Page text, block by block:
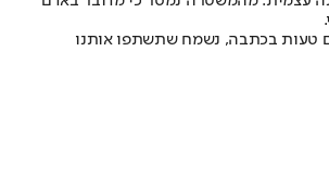
טעות בכתבה, נשמח שתשתפו אותנו